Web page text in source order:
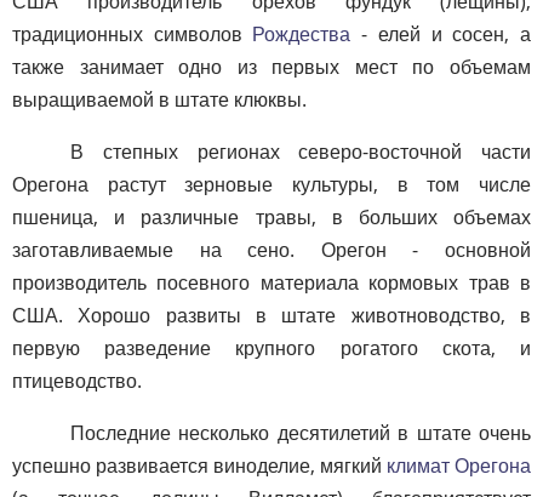
традиционных символов Рождества - елей и сосен, а
также занимает одно из первых мест по объемам
выращиваемой в штате клюквы.
В степных регионах северо-восточной части
Орегона растут зерновые культуры, в том числе
пшеница, и различные травы, в больших объемах
заготавливаемые на сено. Орегон - основной
производитель посевного материала кормовых трав в
США. Хорошо развиты в штате животноводство, в
первую разведение крупного рогатого скота, и
птицеводство.
Последние несколько десятилетий в штате очень
успешно развивается виноделие, мягкий климат Орегона